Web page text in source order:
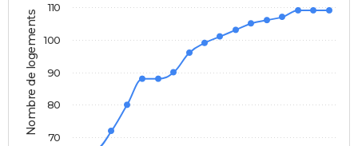
Nombre de logements
70
80
90
100
110